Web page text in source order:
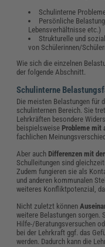
Schulinterne
Persönliche
Lebensverhältnisse etc.)
Strukturelle und
von Schülerinnen/
Wie sich die einzelnen
der folgende Abschnitt.
Schulinterne
Die meisten Belastungen für
schulinternen Bereich.Sie
Lehrkräften besondere
beispielsweise Probleme mit
fachlichen
Aber auch Differenzen mit
Schulleitungen sind
Zudem fungieren sie als
und anderen kommunalen
weiteres Konfliktpotenzial,
Nicht zuletzt können
weitere Belastungen sorgen.
Hilfe-/Beratungsversuchen
bei der Lehrkraft ggf. das
werden. Dadurch kann die